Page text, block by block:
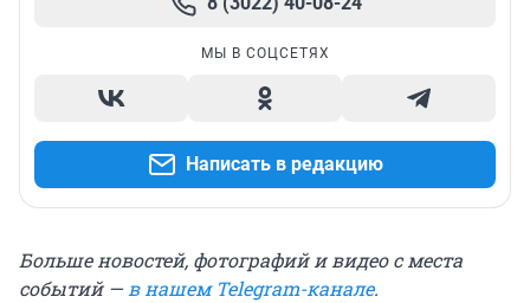
МЫ В СОЦСЕТЯХ
Написать в редакцию
Больше новостей, фотографий и видео с места
событий —в нашем Telegram-канале.